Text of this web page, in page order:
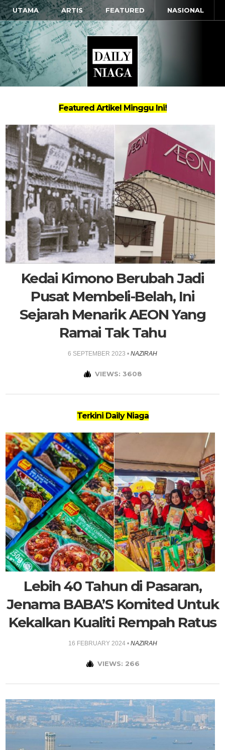
UTAMA ARTIS FEATURED NASIONAL
Featured Artikel Minggu Ini!
Kedai Kimono Berubah Jadi
Pusat Membeli-Belah, Ini
Sejarah Menarik AEON Yang
Ramai Tak Tahu
6 SEPTEMBER 2023 • NAZIRAH
VIEWS: 3608
Terkini Daily Niaga
Lebih 40 Tahun di Pasaran,
Jenama BABA’S Komited Untuk
Kekalkan Kualiti Rempah Ratus
16 FEBRUARY 2024• NAZIRAH
VIEWS: 266